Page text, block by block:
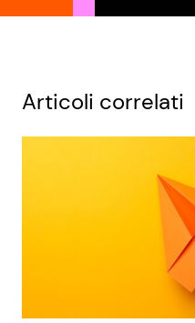
Articoli correlati